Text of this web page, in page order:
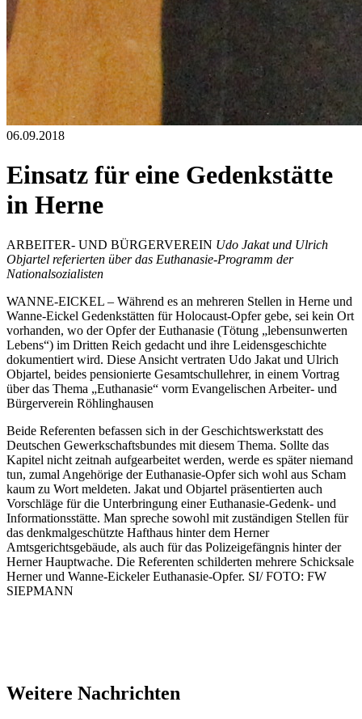
06.09.2018
Einsatz für eine Gedenkstätte
in Herne
ARBEITER- UND BÜRGERVEREIN Udo Jakat und Ulrich
Objartel referierten über das Euthanasie-Programm der
Nationalsozialisten
WANNE-EICKEL – Während es an mehreren Stellen in Herne und
Wanne-Eickel Gedenkstätten für Holocaust-Opfer gebe, sei kein Ort
vorhanden, wo der Opfer der Euthanasie (Tötung „lebensunwerten
Lebens“) im Dritten Reich gedacht und ihre Leidensgeschichte
dokumentiert wird. Diese Ansicht vertraten Udo Jakat und Ulrich
Objartel, beides pensionierte Gesamtschullehrer, in einem Vortrag
über das Thema „Euthanasie“ vorm Evangelischen Arbeiter- und
Bürgerverein Röhlinghausen
Beide Referenten befassen sich in der Geschichtswerkstatt des
Deutschen Gewerkschaftsbundes mit diesem Thema. Sollte das
Kapitel nicht zeitnah aufgearbeitet werden, werde es später niemand
tun, zumal Angehörige der Euthanasie-Opfer sich wohl aus Scham
kaum zu Wort meldeten. Jakat und Objartel präsentierten auch
Vorschläge für die Unterbringung einer Euthanasie-Gedenk- und
Informationsstätte. Man spreche sowohl mit zuständigen Stellen für
das denkmalgeschützte Hafthaus hinter dem Herner
Amtsgerichtsgebäude, als auch für das Polizeigefängnis hinter der
Herner Hauptwache. Die Referenten schilderten mehrere Schicksale
Herner und Wanne-Eickeler Euthanasie-Opfer. SI/ FOTO: FW
SIEPMANN
Weitere Nachrichten